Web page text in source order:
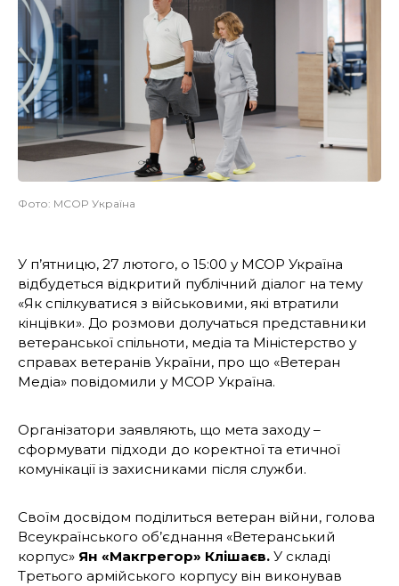
Фото: MCOP Україна
У п’ятницю, 27 лютого, о 15:00 у MCOP Україна
відбудеться відкритий публічний діалог на тему
«Як спілкуватися з військовими, які втратили
кінцівки». До розмови долучаться представники
ветеранської спільноти, медіа та Міністерство у
справах ветеранів України, про що «Ветеран
Медіа» повідомили у MCOP Україна.
Організатори заявляють, що мета заходу –
сформувати підходи до коректної та етичної
комунікації із захисниками після служби.
Своїм досвідом поділиться ветеран війни, голова
Всеукраїнського об’єднання «Ветеранський
корпус» Ян «Макгрегор» Клішаєв. У складі
Третього армійського корпусу він виконував